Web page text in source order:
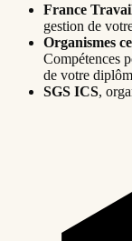
France
gestion de
Organismes
Compétences
de votre
SGS ICS,